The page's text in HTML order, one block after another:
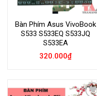
Bàn Phím Asus VivoBook
S533 S533EQ S533JQ
S533EA
320.000₫